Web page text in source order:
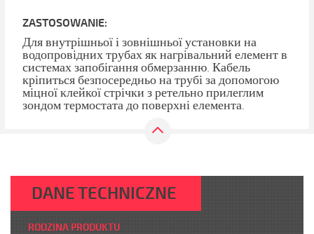
ZASTOSOWANIE:
Для внутрішньої і зовнішньої установки на
водопровідних трубах як нагрівальний елемент в
системах запобігання обмерзанню. Кабель
кріпиться безпосередньо на трубі за допомогою
міцної клейкої стрічки з ретельно прилеглим
зондом термостата до поверхні елемента.
DANE TECHNICZNE
RODZINA PRODUKTU